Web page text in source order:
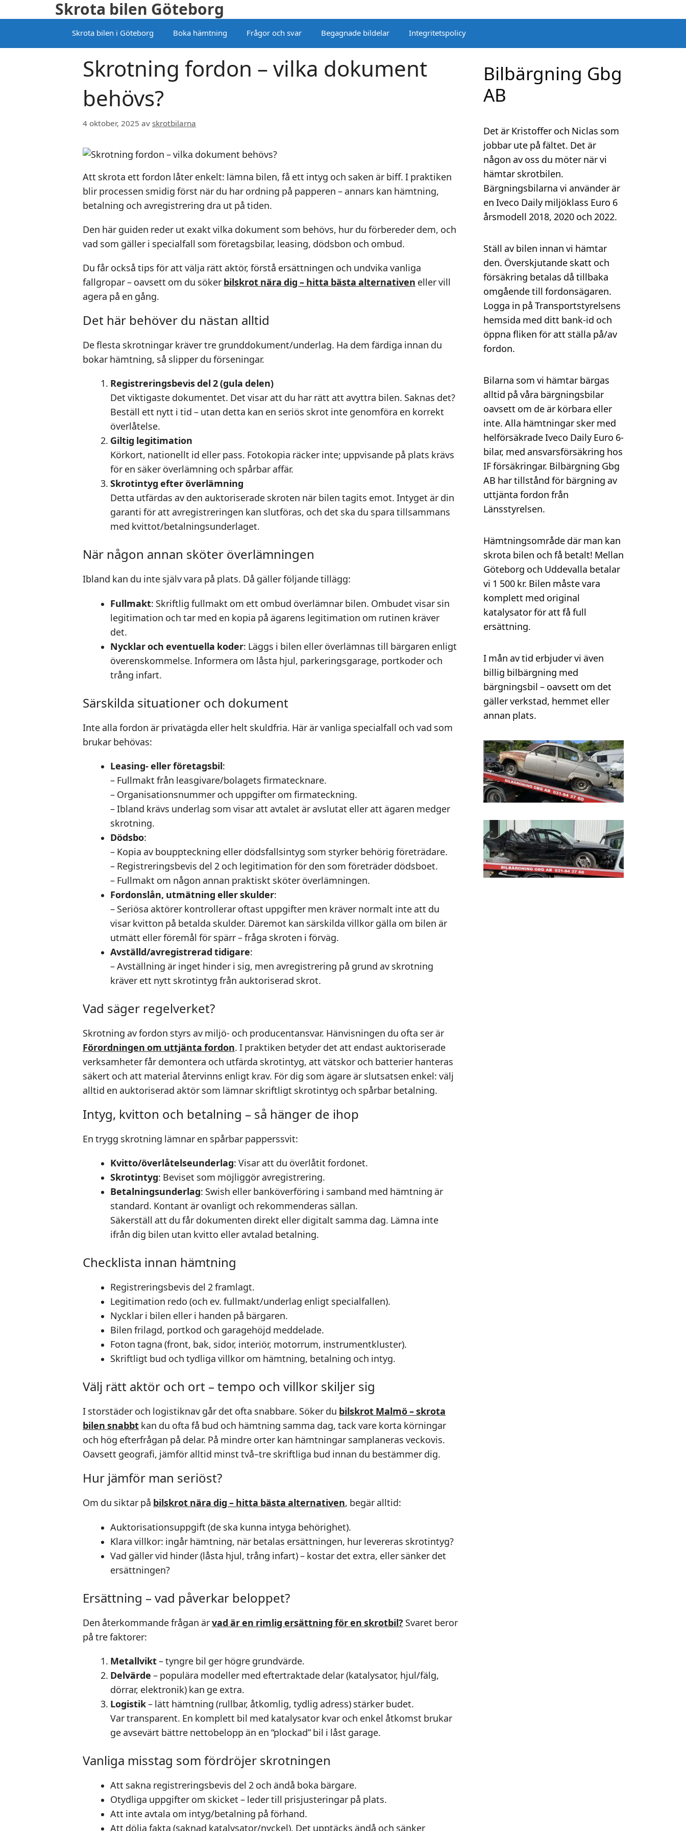
till
Skrota bilen Göteborg
Skrota bilen i Göteborg Boka hämtning Frågor och svar Begagnade bildelar Integritetspolicy
Skrotning fordon – vilka dokument
behövs?
4 oktober, 2025 av skrotbilarna
Att skrota ett fordon låter enkelt: lämna bilen, få ett intyg och saken är biff. I praktiken
blir processen smidig först när du har ordning på papperen – annars kan hämtning,
betalning och avregistrering dra ut på tiden.
Den här guiden reder ut exakt vilka dokument som behövs, hur du förbereder dem, och
vad som gäller i specialfall som företagsbilar, leasing, dödsbon och ombud.
Du får också tips för att välja rätt aktör, förstå ersättningen och undvika vanliga
fallgropar – oavsett om du söker bilskrot nära dig – hitta bästa alternativen eller vill
agera på en gång.
Det här behöver du nästan alltid
De flesta skrotningar kräver tre grunddokument/underlag. Ha dem färdiga innan du
bokar hämtning, så slipper du förseningar.
Registreringsbevis del 2 (gula delen)
Det viktigaste dokumentet. Det visar att du har rätt att avyttra bilen. Saknas det?
Beställ ett nytt i tid – utan detta kan en seriös skrot inte genomföra en korrekt
överlåtelse.
Giltig legitimation
Körkort, nationellt id eller pass. Fotokopia räcker inte; uppvisande på plats krävs
för en säker överlämning och spårbar affär.
Skrotintyg efter överlämning
Detta utfärdas av den auktoriserade skroten när bilen tagits emot. Intyget är din
garanti för att avregistreringen kan slutföras, och det ska du spara tillsammans
med kvittot/betalningsunderlaget.
När någon annan sköter överlämningen
Ibland kan du inte själv vara på plats. Då gäller följande tillägg:
Fullmakt: Skriftlig fullmakt om ett ombud överlämnar bilen. Ombudet visar sin
legitimation och tar med en kopia på ägarens legitimation om rutinen kräver
det.
Nycklar och eventuella koder: Läggs i bilen eller överlämnas till bärgaren enligt
överenskommelse. Informera om låsta hjul, parkeringsgarage, portkoder och
trång infart.
Särskilda situationer och dokument
Inte alla fordon är privatägda eller helt skuldfria. Här är vanliga specialfall och vad som
brukar behövas:
Leasing- eller företagsbil:
– Fullmakt från leasgivare/bolagets firmatecknare.
– Organisationsnummer och uppgifter om firmateckning.
– Ibland krävs underlag som visar att avtalet är avslutat eller att ägaren medger
skrotning.
Dödsbo:
– Kopia av bouppteckning eller dödsfallsintyg som styrker behörig företrädare.
– Registreringsbevis del 2 och legitimation för den som företräder dödsboet.
– Fullmakt om någon annan praktiskt sköter överlämningen.
Fordonslån, utmätning eller skulder:
– Seriösa aktörer kontrollerar oftast uppgifter men kräver normalt inte att du
visar kvitton på betalda skulder. Däremot kan särskilda villkor gälla om bilen är
utmätt eller föremål för spärr – fråga skroten i förväg.
Avställd/avregistrerad tidigare:
– Avställning är inget hinder i sig, men avregistrering på grund av skrotning
kräver ett nytt skrotintyg från auktoriserad skrot.
Vad säger regelverket?
Skrotning av fordon styrs av miljö- och producentansvar. Hänvisningen du ofta ser är
Förordningen om uttjänta fordon. I praktiken betyder det att endast auktoriserade
verksamheter får demontera och utfärda skrotintyg, att vätskor och batterier hanteras
säkert och att material återvinns enligt krav. För dig som ägare är slutsatsen enkel: välj
alltid en auktoriserad aktör som lämnar skriftligt skrotintyg och spårbar betalning.
Intyg, kvitton och betalning – så hänger de ihop
En trygg skrotning lämnar en spårbar papperssvit:
Kvitto/överlåtelseunderlag: Visar att du överlåtit fordonet.
Skrotintyg: Beviset som möjliggör avregistrering.
Betalningsunderlag: Swish eller banköverföring i samband med hämtning är
standard. Kontant är ovanligt och rekommenderas sällan.
Säkerställ att du får dokumenten direkt eller digitalt samma dag. Lämna inte
ifrån dig bilen utan kvitto eller avtalad betalning.
Checklista innan hämtning
Registreringsbevis del 2 framlagt.
Legitimation redo (och ev. fullmakt/underlag enligt specialfallen).
Nycklar i bilen eller i handen på bärgaren.
Bilen frilagd, portkod och garagehöjd meddelade.
Foton tagna (front, bak, sidor, interiör, motorrum, instrumentkluster).
Skriftligt bud och tydliga villkor om hämtning, betalning och intyg.
Välj rätt aktör och ort – tempo och villkor skiljer sig
I storstäder och logistiknav går det ofta snabbare. Söker du bilskrot Malmö – skrota
bilen snabbt kan du ofta få bud och hämtning samma dag, tack vare korta körningar
och hög efterfrågan på delar. På mindre orter kan hämtningar samplaneras veckovis.
Oavsett geografi, jämför alltid minst två–tre skriftliga bud innan du bestämmer dig.
Hur jämför man seriöst?
Om du siktar på bilskrot nära dig – hitta bästa alternativen, begär alltid:
Auktorisationsuppgift (de ska kunna intyga behörighet).
Klara villkor: ingår hämtning, när betalas ersättningen, hur levereras skrotintyg?
Vad gäller vid hinder (låsta hjul, trång infart) – kostar det extra, eller sänker det
ersättningen?
Ersättning – vad påverkar beloppet?
Den återkommande frågan ärvad är en rimlig ersättning för en skrotbil? Svaret beror
på tre faktorer:
Metallvikt– tyngre bil ger högre grundvärde.
Delvärde – populära modeller med eftertraktade delar (katalysator, hjul/fälg,
dörrar, elektronik) kan ge extra.
Logistik– lätt hämtning (rullbar, åtkomlig, tydlig adress) stärker budet.
Var transparent. En komplett bil med katalysator kvar och enkel åtkomst brukar
ge avsevärt bättre nettobelopp än en “plockad” bil i låst garage.
Vanliga misstag som fördröjer skrotningen
Att sakna registreringsbevis del 2 och ändå boka bärgare.
Otydliga uppgifter om skicket – leder till prisjusteringar på plats.
Att inte avtala om intyg/betalning på förhand.
Att dölja fakta (saknad katalysator/nyckel). Det upptäcks ändå och sänker
Bilbärgning Gbg
AB
Det är Kristoffer och Niclas som
jobbar ute på fältet. Det är
någon av oss du möter när vi
hämtar skrotbilen.
Bärgningsbilarna vi använder är
en Iveco Daily miljöklass Euro 6
årsmodell 2018, 2020 och 2022.
Ställ av bilen innan vi hämtar
den. Överskjutande skatt och
försäkring betalas då tillbaka
omgående till fordonsägaren.
Logga in på Transportstyrelsens
hemsida med ditt bank-id och
öppna fliken för att ställa på/av
fordon.
Bilarna som vi hämtar bärgas
alltid på våra bärgningsbilar
oavsett om de är körbara eller
inte. Alla hämtningar sker med
helförsäkrade Iveco Daily Euro 6-
bilar, med ansvarsförsäkring hos
IF försäkringar. Bilbärgning Gbg
AB har tillstånd för bärgning av
uttjänta fordon från
Länsstyrelsen.
Hämtningsområde där man kan
skrota bilen och få betalt! Mellan
Göteborg och Uddevalla betalar
vi 1 500 kr. Bilen måste vara
komplett med original
katalysator för att få full
ersättning.
I mån av tid erbjuder vi även
billig bilbärgning med
bärgningsbil – oavsett om det
gäller verkstad, hemmet eller
annan plats.